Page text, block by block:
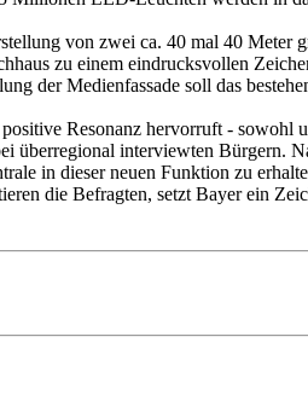
von zwei ca. 40 mal 40 Meter
zu einem eindrucksvollen
der Medienfassade soll das
Resonanz hervorruft - sowohl
überregional interviewten Bürgern.
in dieser neuen Funktion zu
die Befragten, setzt Bayer ein